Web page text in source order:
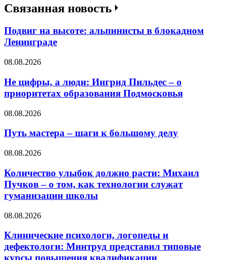
Связанная новость
Подвиг на высоте: альпинисты в блокадном
Ленинграде
08.08.2026
Не цифры, а люди: Ингрид Пильдес – о
приоритетах образования Подмосковья
08.08.2026
Путь мастера – шаги к большому делу
08.08.2026
Количество улыбок должно расти: Михаил
Пучков – о том, как технологии служат
гуманизации школы
08.08.2026
Клинические психологи, логопеды и
дефектологи: Минтруд представил типовые
курсы повышения квалификации